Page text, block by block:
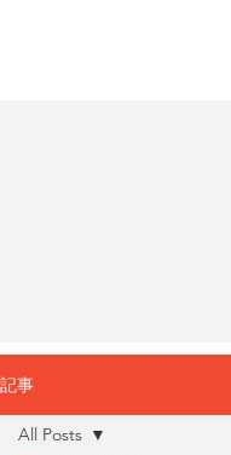
記事
All Posts